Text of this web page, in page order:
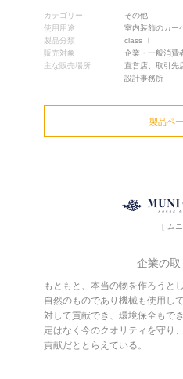
カテゴリー
その他
使用用途
室内装飾のカー
製品分類
class Ⅰ
販売対象
企業・一般消費
主な販売場所
直営店、取引先
設計事務所
製品ペ
［ ムニ
企業の取
もともと、本当の物を作ろうと
自然のものであり機械も使用し
対して貢献でき、環境保全もで
定はなく今のクオリティを守り
貢献だととらえている。